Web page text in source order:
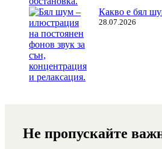
Какво е бял
28.07.2026
Не пропускайте